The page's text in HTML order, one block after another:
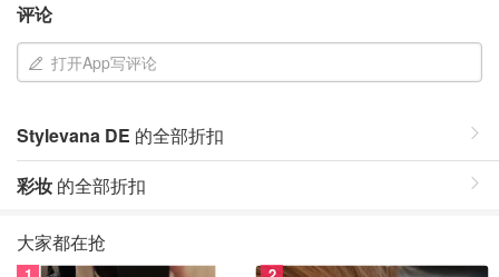
评论
打开App写评论
Stylevana DE 的全部折扣
彩妆 的全部折扣
大家都在抢